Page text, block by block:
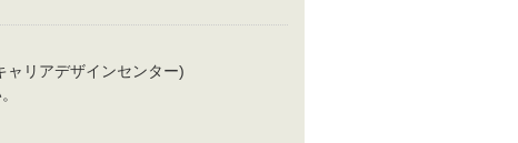
ャリアデザインセンター)